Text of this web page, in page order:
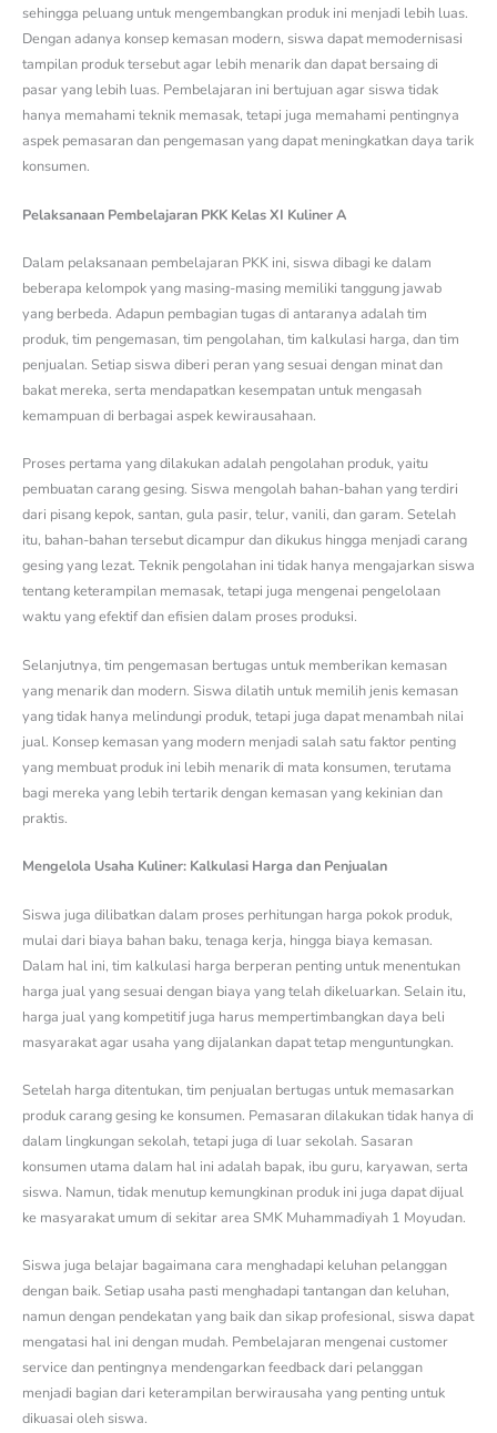
sehingga peluang untuk mengembangkan produk ini menjadi lebih luas.
Dengan adanya konsep kemasan modern, siswa dapat memodernisasi
tampilan produk tersebut agar lebih menarik dan dapat bersaing di
pasar yang lebih luas. Pembelajaran ini bertujuan agar siswa tidak
hanya memahami teknik memasak, tetapi juga memahami pentingnya
aspek pemasaran dan pengemasan yang dapat meningkatkan daya tarik
konsumen.
Pelaksanaan Pembelajaran PKK Kelas XI Kuliner A
Dalam pelaksanaan pembelajaran PKK ini, siswa dibagi ke dalam
beberapa kelompok yang masing-masing memiliki tanggung jawab
yang berbeda. Adapun pembagian tugas di antaranya adalah tim
produk, tim pengemasan, tim pengolahan, tim kalkulasi harga, dan tim
penjualan. Setiap siswa diberi peran yang sesuai dengan minat dan
bakat mereka, serta mendapatkan kesempatan untuk mengasah
kemampuan di berbagai aspek kewirausahaan.
Proses pertama yang dilakukan adalah pengolahan produk, yaitu
pembuatan carang gesing. Siswa mengolah bahan-bahan yang terdiri
dari pisang kepok, santan, gula pasir, telur, vanili, dan garam. Setelah
itu, bahan-bahan tersebut dicampur dan dikukus hingga menjadi carang
gesing yang lezat. Teknik pengolahan ini tidak hanya mengajarkan siswa
tentang keterampilan memasak, tetapi juga mengenai pengelolaan
waktu yang efektif dan efisien dalam proses produksi.
Selanjutnya, tim pengemasan bertugas untuk memberikan kemasan
yang menarik dan modern. Siswa dilatih untuk memilih jenis kemasan
yang tidak hanya melindungi produk, tetapi juga dapat menambah nilai
jual. Konsep kemasan yang modern menjadi salah satu faktor penting
yang membuat produk ini lebih menarik di mata konsumen, terutama
bagi mereka yang lebih tertarik dengan kemasan yang kekinian dan
praktis.
Mengelola Usaha Kuliner: Kalkulasi Harga dan Penjualan
Siswa juga dilibatkan dalam proses perhitungan harga pokok produk,
mulai dari biaya bahan baku, tenaga kerja, hingga biaya kemasan.
Dalam hal ini, tim kalkulasi harga berperan penting untuk menentukan
harga jual yang sesuai dengan biaya yang telah dikeluarkan. Selain itu,
harga jual yang kompetitif juga harus mempertimbangkan daya beli
masyarakat agar usaha yang dijalankan dapat tetap menguntungkan.
Setelah harga ditentukan, tim penjualan bertugas untuk memasarkan
produk carang gesing ke konsumen. Pemasaran dilakukan tidak hanya di
dalam lingkungan sekolah, tetapi juga di luar sekolah. Sasaran
konsumen utama dalam hal ini adalah bapak, ibu guru, karyawan, serta
siswa. Namun, tidak menutup kemungkinan produk ini juga dapat dijual
ke masyarakat umum di sekitar area SMK Muhammadiyah 1 Moyudan.
Siswa juga belajar bagaimana cara menghadapi keluhan pelanggan
dengan baik. Setiap usaha pasti menghadapi tantangan dan keluhan,
namun dengan pendekatan yang baik dan sikap profesional, siswa dapat
mengatasi hal ini dengan mudah. Pembelajaran mengenai customer
service dan pentingnya mendengarkan feedback dari pelanggan
menjadi bagian dari keterampilan berwirausaha yang penting untuk
dikuasai oleh siswa.